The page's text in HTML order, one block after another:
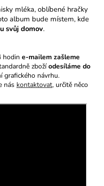
mléka, oblíbené hračky
album bude místem, kde
svůj domov.
hodin e-mailem zašleme
zbožíodesíláme do
grafického návrhu.
nás kontaktovat, určitě něco